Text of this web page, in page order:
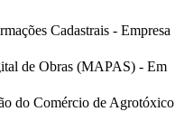
Cadastrais - Empresa
de Obras (MAPAS) - Em
do Comércio de Agrotóxico